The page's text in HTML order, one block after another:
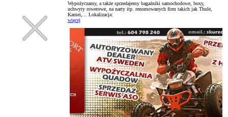
Wypożyczamy, a także sprzedajemy bagażniki samochodowe, boxy,
uchwyty rowerowe, na narty itp. renomowanych firm takich jak Thule,
Kamei,... Lokalizacja:
więcej